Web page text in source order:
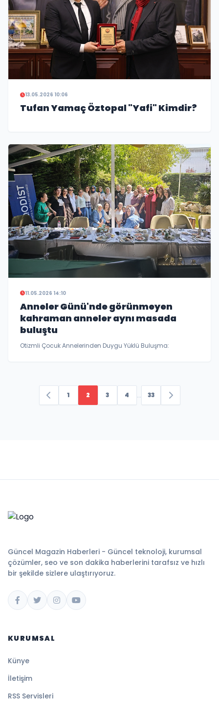
13.05.2026 10:06
Tufan Yamaç Öztopal "Yafi" Kimdir?
11.05.2026 14:10
Anneler Günü'nde görünmeyen
kahraman anneler aynı masada
buluştu
Otizmli Çocuk Annelerinden Duygu Yüklü Buluşma:
1 2 3 4 ... 33
Güncel Magazin Haberleri - Güncel teknoloji, kurumsal
çözümler, seo ve son dakika haberlerini tarafsız ve hızlı
bir şekilde sizlere ulaştırıyoruz.
KURUMSAL
Künye
İletişim
RSS Servisleri